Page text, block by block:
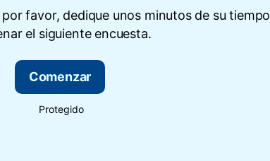
favor, dedique unos minutos de su tiempo
el siguiente encuesta.
Comenzar
Protegido